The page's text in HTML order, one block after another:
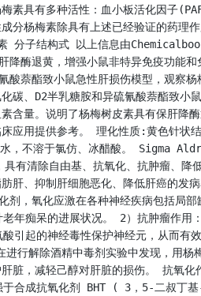
素具有多种活性：血小板活化因子
分杨梅素除具有上述已经验证的药理
分子结构式 以上信息由
退黄，增强小鼠非特异免疫功能和
萘酯致小鼠急性肝损伤模型，观察杨
碳、D2半乳糖胺和异硫氰酸萘酯致小
含量。说明了杨梅树皮素具有保肝降
床应用提供参考。 理化性质:黄色针
水，不溶于氯仿、冰醋酸。
有清除自由基、抗氧化、抗肿瘤、降
肝、抑制肝细胞恶化、降低肝癌的发
，氧化应激在各种神经疾病包括局部
年痴呆的进展状况。 2）抗肿瘤作用
引起的神经毒性保护神经元，从而有
行解除酒精中毒剂实验中发现，用杨
脏，减轻己醇对肝脏的损伤。 抗氧
于合成抗氧化剂 BHT ( 3，5-二叔丁